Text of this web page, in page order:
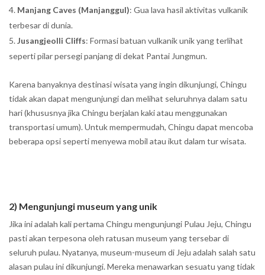
Manjang Caves (Manjanggul): Gua lava hasil aktivitas vulkanik
terbesar di dunia.
Jusangjeolli Cliffs: Formasi batuan vulkanik unik yang terlihat
seperti pilar persegi panjang di dekat Pantai Jungmun.
Karena banyaknya destinasi wisata yang ingin dikunjungi, Chingu
tidak akan dapat mengunjungi dan melihat seluruhnya dalam satu
hari (khususnya jika Chingu berjalan kaki atau menggunakan
transportasi umum). Untuk mempermudah, Chingu dapat mencoba
beberapa opsi seperti menyewa mobil atau ikut dalam tur wisata.
2) Mengunjungi museum yang unik
Jika ini adalah kali pertama Chingu mengunjungi Pulau Jeju, Chingu
pasti akan terpesona oleh ratusan museum yang tersebar di
seluruh pulau. Nyatanya, museum-museum di Jeju adalah salah satu
alasan pulau ini dikunjungi. Mereka menawarkan sesuatu yang tidak